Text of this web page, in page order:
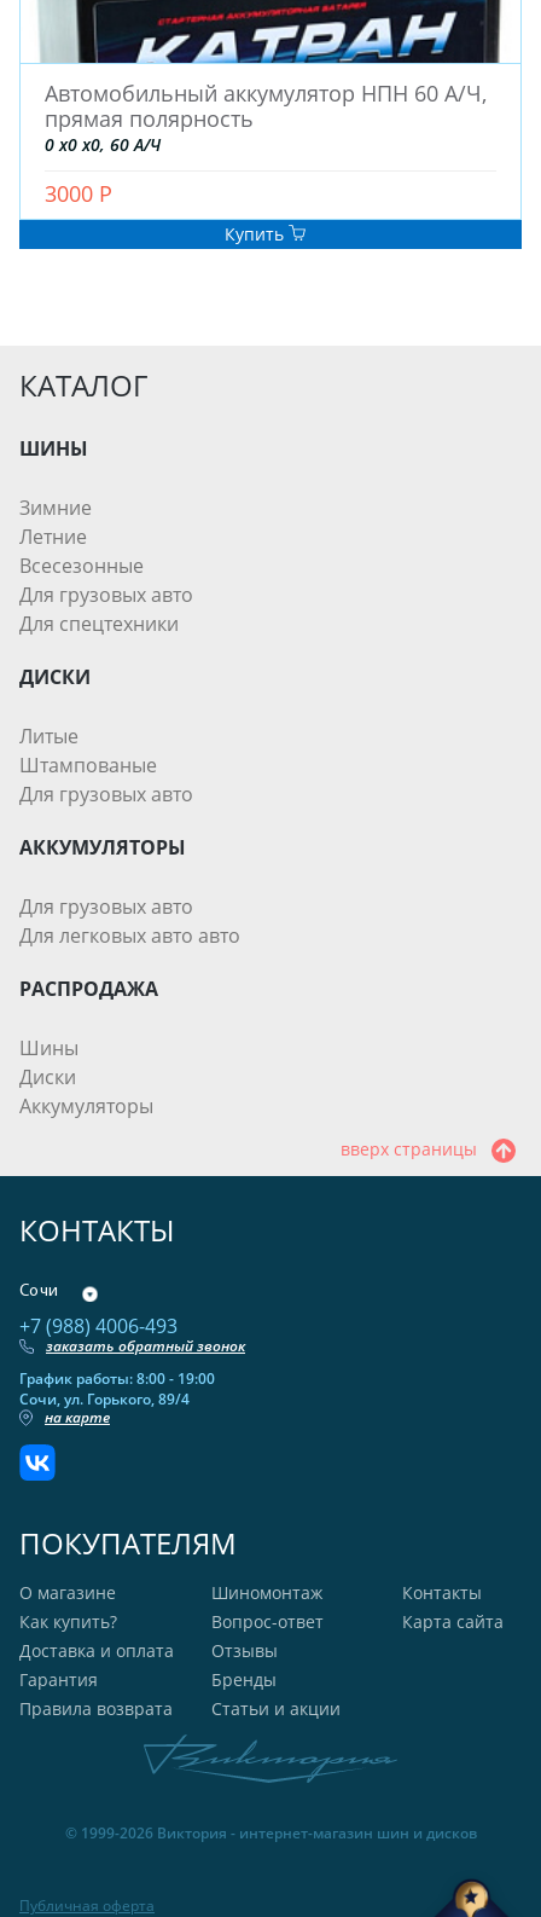
Автомобильный аккумулятор НПН 60 А/Ч,
прямая полярность
0 x0 x0, 60 А/Ч
3000 Р
Купить
КАТАЛОГ
ШИНЫ
Зимние
Летние
Всесезонные
Для грузовых авто
Для спецтехники
ДИСКИ
Литые
Штампованые
Для грузовых авто
АККУМУЛЯТОРЫ
Для грузовых авто
Для легковых авто авто
РАСПРОДАЖА
Шины
Диски
Аккумуляторы
вверх страницы
КОНТАКТЫ
Сочи
+7 (988) 4006-493
заказать обратный звонок
График работы: 8:00 - 19:00
Сочи, ул. Горького, 89/4
на карте
ПОКУПАТЕЛЯМ
О магазине
Как купить?
Доставка и оплата
Гарантия
Правила возврата
Шиномонтаж
Вопрос-ответ
Отзывы
Бренды
Статьи и акции
Контакты
Карта сайта
© 1999-2026 Виктория - интернет-магазин шин и дисков
Публичная оферта